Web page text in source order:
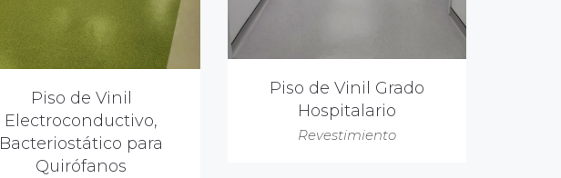
Piso de Vinil
Electroconductivo,
Bacteriostático para
Quirófanos
Piso de Vinil Grado
Hospitalario
Revestimiento